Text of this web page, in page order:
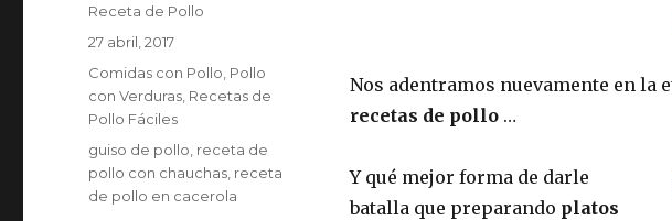
Nos adentramos nuevamente en la
recetas de pollo…
Y qué mejor forma de darle
batalla que preparando platos
Autor
Receta de Pollo
Publicado
27 abril, 2017
Categorías
Comidas con Pollo Pollo
con Verduras Recetas de
Pollo Fáciles
Etiquetas
guiso de pollo receta de
pollo con chauchas receta
de pollo en cacerola